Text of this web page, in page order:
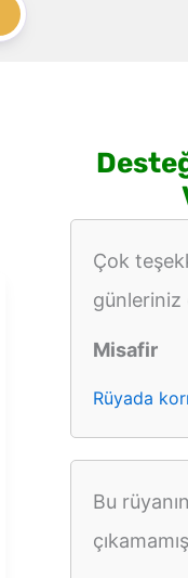
Çok
günleriniz
Misafir
Rüyada
Bu